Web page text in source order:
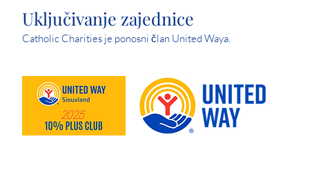
Uključivanje zajednice
Catholic Charities je ponosni član United Waya.